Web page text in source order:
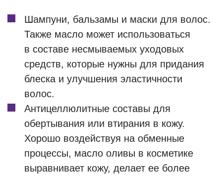
Шампуни, бальзамы и маски для волос.
Также масло может использоваться
в составе несмываемых уходовых
средств, которые нужны для придания
блеска и улучшения эластичности
волос.
Антицеллюлитные составы для
обертывания или втирания в кожу.
Хорошо воздействуя на обменные
процессы, масло оливы в косметике
выравнивает кожу, делает ее более